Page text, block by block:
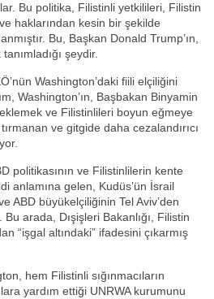
Bu politika, Filistinli yetkilileri, Filistin
haklarından kesin bir şekilde
Bu, Başkan Donald Trump’ın,
şeydir.
Washington’daki fiili elçiliğini
Washington’ın, Başbakan Binyamin
ve Filistinlileri boyun eğmeye
ve gitgide daha cezalandırıcı
politikasının ve Filistinlilerin kente
anlamına gelen, Kudüs’ün İsrail
ABD büyükelçiliğinin Tel Aviv’den
arada, Dışişleri Bakanlığı, Filistin
“işgal altındaki” ifadesini çıkarmış
hem Filistinli sığınmacıların
yardım ettiği UNRWA kurumunu